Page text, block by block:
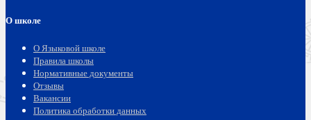
О школе
О Языковой школе
Правила школы
Нормативные документы
Отзывы
Вакансии
Политика обработки данных